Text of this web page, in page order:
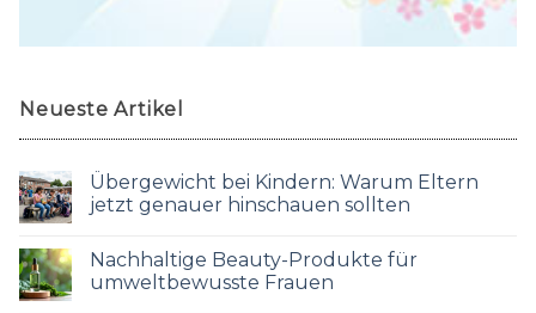
Neueste Artikel
Übergewicht bei Kindern: Warum Eltern
jetzt genauer hinschauen sollten
Nachhaltige Beauty-Produkte für
umweltbewusste Frauen